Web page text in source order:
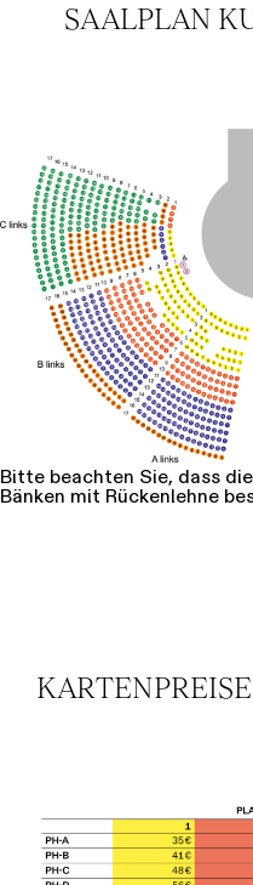
SAALPLAN
Bitte beachten Sie, dass
Bänken mit Rückenlehne